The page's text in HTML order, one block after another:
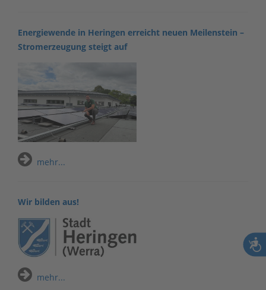
Energiewende in Heringen erreicht neuen Meilenstein –
Stromerzeugung steigt auf
mehr...
Wir bilden aus!
mehr...